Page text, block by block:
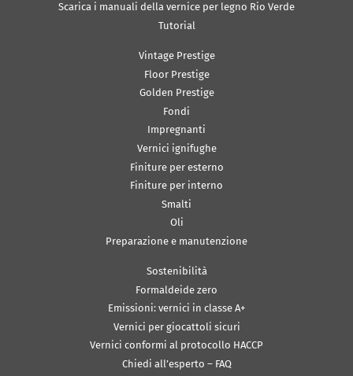
Scarica i manuali della vernice per legno Rio Verde
Tutorial
Vintage Prestige
Floor Prestige
Golden Prestige
Fondi
Impregnanti
Vernici ignifughe
Finiture per esterno
Finiture per interno
Smalti
Oli
Preparazione e manutenzione
Sostenibilità
Formaldeide zero
Emissioni: vernici in classe A+
Vernici per giocattoli sicuri
Vernici conformi al protocollo HACCP
Chiedi all’esperto – FAQ